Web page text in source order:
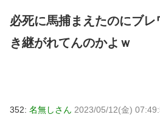
必死に馬捕まえたのにブレ
き継がれてんのかよｗ
352: 名無しさん 2023/05/12(金)